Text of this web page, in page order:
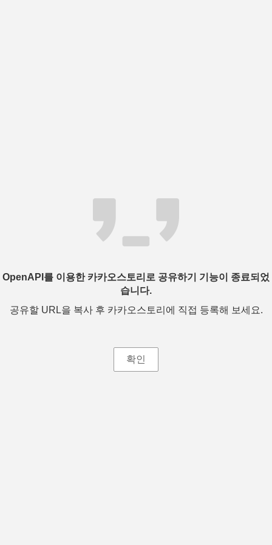
OpenAPI를 이용한 카카오스토리로 공유하기 기능이 종료되었
습니다.
공유할 URL을 복사 후 카카오스토리에 직접 등록해 보세요.
확인